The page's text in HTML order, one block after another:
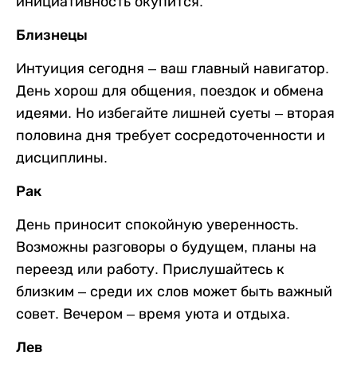
Близнецы
Интуиция сегодня – ваш главный навигатор.
День хорош для общения, поездок и обмена
идеями. Но избегайте лишней суеты – вторая
половина дня требует сосредоточенности и
дисциплины.
Рак
День приносит спокойную уверенность.
Возможны разговоры о будущем, планы на
переезд или работу. Прислушайтесь к
близким – среди их слов может быть важный
совет. Вечером – время уюта и отдыха.
Лев